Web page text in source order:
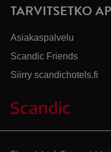
TARVITSETKO
Asiakaspalvelu
Scandic Friends
Siirry scandichotels.fi